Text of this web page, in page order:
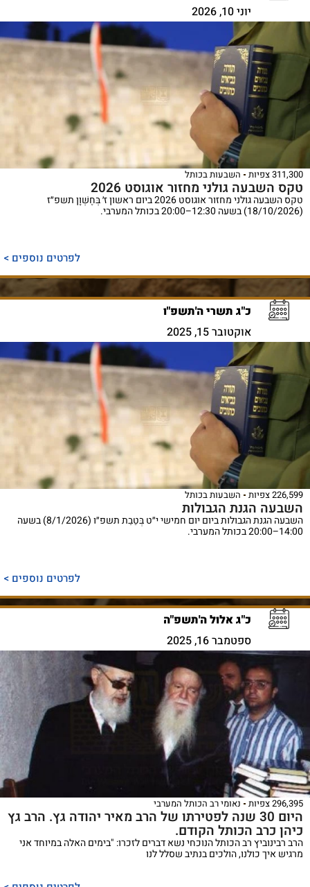
יוני 10, 2026
311,300 צפיות השבעות בכותל
טקס השבעה גולני מחזור אוגוסט 2026
טקס השבעה גולני מחזור אוגוסט 2026 ביום ראשון ז׳ בְּחֶשְׁוָן תשפ״ז
(18/10/2026) בשעה 12:30–20:00 בכותל המערבי.
לפרטים נוספים >
כ"ג תשרי ה'תשפ"ו
אוקטובר 15, 2025
226,599 צפיות השבעות בכותל
השבעה הגנת הגבולות
השבעה הגנת הגבולות ביום יום חמישי י״ט בְּטֵבֵת תשפ״ו (8/1/2026) בשעה
14:00–20:00 בכותל המערבי.
לפרטים נוספים >
כ"ג אלול ה'תשפ"ה
ספטמבר 16, 2025
296,395 צפיות נאומי רב הכותל המערבי
היום 30 שנה לפטירתו של הרב מאיר יהודה גץ. הרב גץ
כיהן כרב הכותל הקודם.
הרב רבינוביץ רב הכותל הנוכחי נשא דברים לזכרו: "בימים האלה במיוחד אני
מרגיש איך כולנו, הולכים בנתיב שסלל לנו